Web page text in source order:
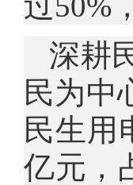
深耕
民为中
民生用
亿元，